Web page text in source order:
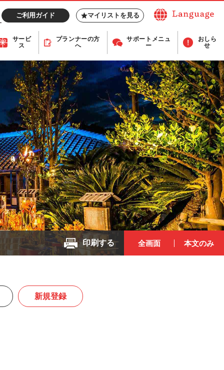
ご利用ガイド マイリストを見る
サービ
ス
プランナーの方
へ
サポート メニュ
ー
おしら
せ
印刷する 全画面 本文のみ
新規登録